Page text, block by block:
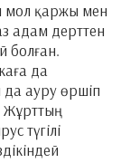
мол қаржы мен
адам дерттен
болған.
да
да ауру өршіп
Жұрттың
түгілі